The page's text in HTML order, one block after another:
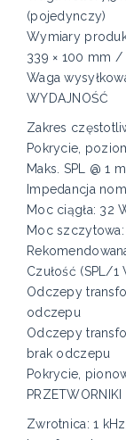
(pojedynczy)
Wymiary
339 × 100 mm /
Waga
WYDAJNOŚĆ
Zakres
Pokrycie,
Maks. SPL @ 1
Impedancja
Moc ciągła: 32
Moc
Czułość (SPL/1
Odczepy
odczepu
Odczepy
brak odczepu
Pokrycie,
PRZETWORNIKI
Zwrotnica: 1